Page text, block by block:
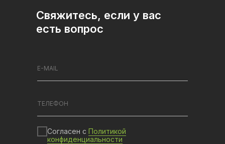
Согласен с Политикой
конфиденциальности
Свяжитесь, если у вас
есть вопрос